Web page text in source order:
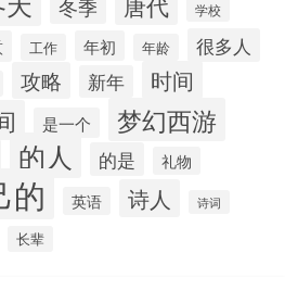
冬季 学校
工作 年初 年龄 很多人
攻略 新年 时间
是一个 梦幻西游
的人 的是 礼物
的 英语 诗人 诗词
长辈